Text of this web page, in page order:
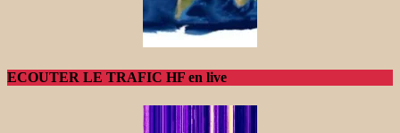
ECOUTER LE TRAFIC HF en live